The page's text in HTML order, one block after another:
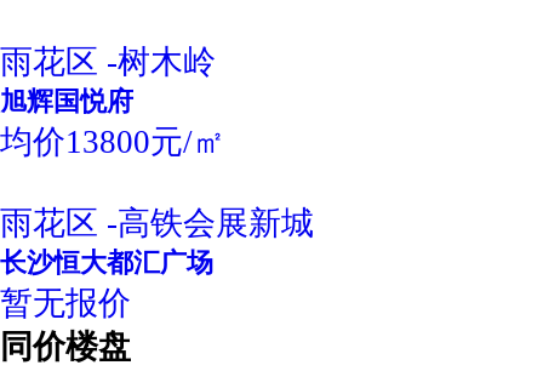
雨花区 -树木岭
旭辉国悦府
均价13800元/㎡
雨花区 -高铁会展新城
长沙恒大都汇广场
暂无报价
同价楼盘